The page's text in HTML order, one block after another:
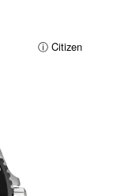
ⓘ Citizen